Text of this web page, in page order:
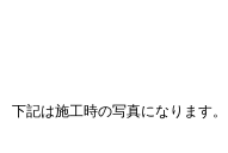
下記は施工時の写真になります。